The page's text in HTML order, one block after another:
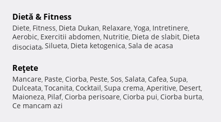
Dietă & Fitness
Diete, Fitness, Dieta Dukan, Relaxare, Yoga, Intretinere,
Aerobic, Exercitii abdomen, Nutritie, Dieta de slabit, Dieta
disociata, Silueta, Dieta ketogenica, Sala de acasa
Reţete
Mancare, Paste, Ciorba, Peste, Sos, Salata, Cafea, Supa,
Dulceata, Tocanita, Cocktail, Supa crema, Aperitive, Desert,
Maioneza, Pilaf, Ciorba perisoare, Ciorba pui, Ciorba burta,
Ce mancam azi